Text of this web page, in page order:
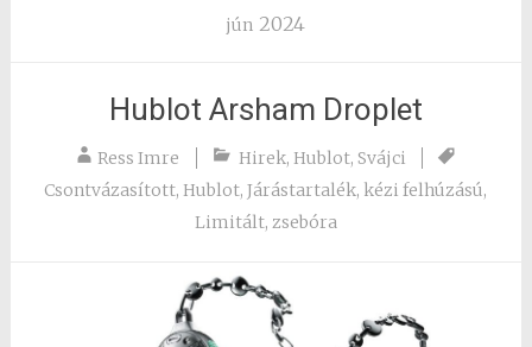
jún 2024
Hublot Arsham Droplet
Ress Imre Hirek, Hublot, Svájci
Csontvázasított,Hublot,Járástartalék, kézi felhúzású,
Limitált, zsebóra